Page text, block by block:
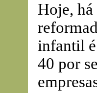
Hoje,
infantil
40 por